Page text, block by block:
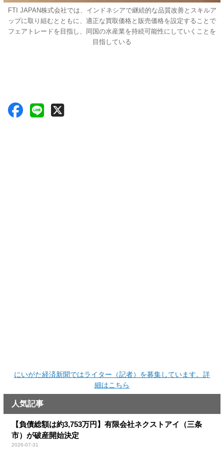
FTI JAPAN株式会社では、インドネシアで継続的な品質改善とスキルア
ップに取り組むとともに、適正な買取価格と販売価格を設定することで
フェアトレードを目指し、同国の水産業を持続可能性にしていくことを
目指している
にいがた経済新聞ではライター（記者）を募集しています。詳
細はこちら
人気記事
【負債総額は約3,753万円】有限会社ネクストアイ（三条
市）が破産開始決定
2026-07-31